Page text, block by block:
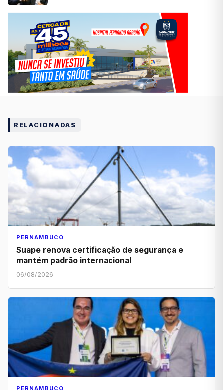
RELACIONADAS
PERNAMBUCO
Suape renova certificação de segurança e
mantém padrão internacional
06/08/2026
PERNAMBUCO